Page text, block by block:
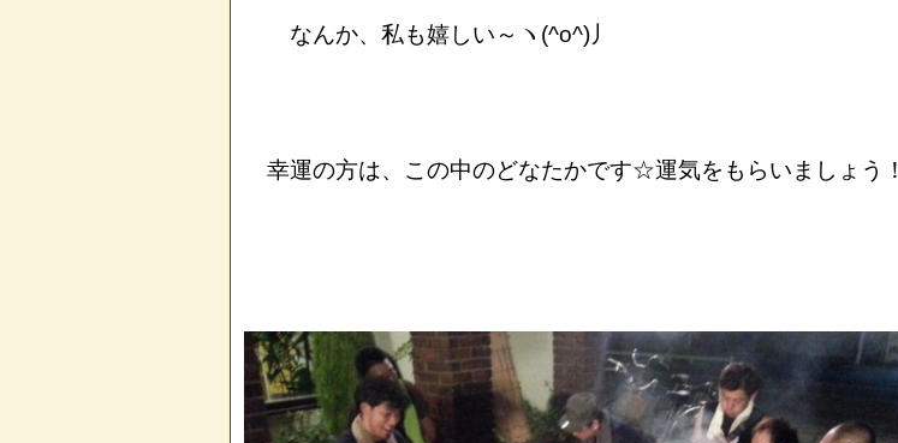
なんか、私も嬉しい～ヽ(^o^)丿
幸運の方は、この中のどなたかです☆運気をもらいましょう！